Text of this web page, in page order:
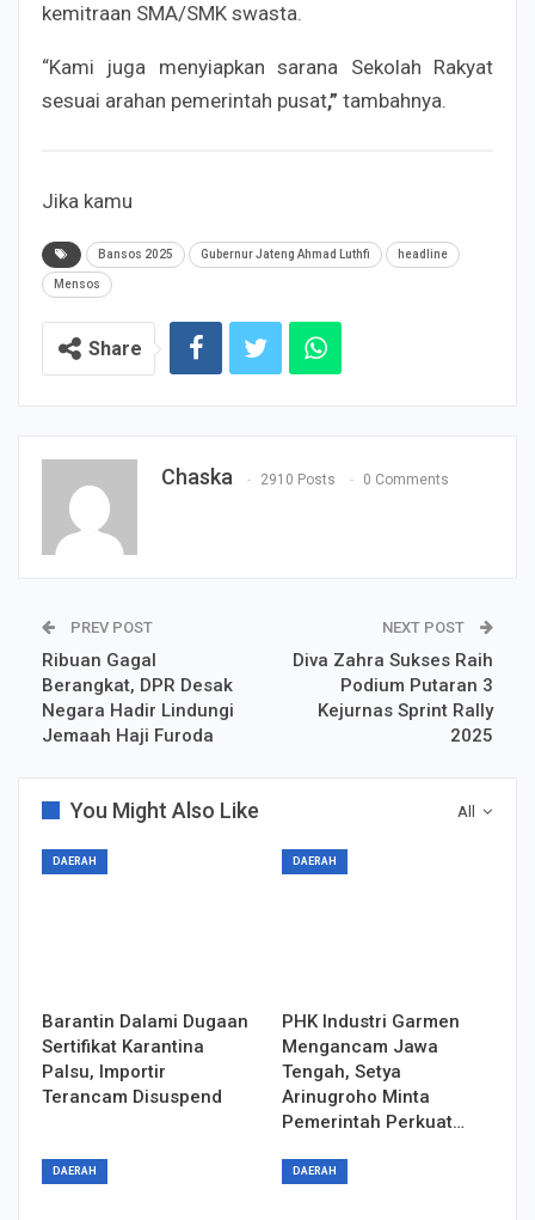
kemitraan SMA/SMK swasta.
“Kami juga menyiapkan sarana Sekolah Rakyat
sesuai arahan pemerintah pusat,” tambahnya.
Jika kamu
Bansos 2025 Gubernur Jateng Ahmad Luthfi headline
Mensos
Share
Chaska 2910 Posts 0 Comments
PREV POST
Ribuan Gagal
Berangkat, DPR Desak
Negara Hadir Lindungi
Jemaah Haji Furoda
NEXT POST
Diva Zahra Sukses Raih
Podium Putaran 3
Kejurnas Sprint Rally
2025
All
You Might Also Like
DAERAH
Barantin Dalami Dugaan
Sertifikat Karantina
Palsu, Importir
Terancam Disuspend
DAERAH
PHK Industri Garmen
Mengancam Jawa
Tengah, Setya
Arinugroho Minta
Pemerintah Perkuat…
DAERAH DAERAH